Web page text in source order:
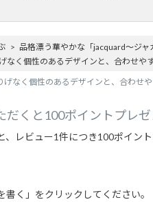
品格漂う華やかな「jacquard～ジャ
なく個性のあるデザインと、合わせ
げなく個性のあるデザインと、合わせ
だくと100ポイントプレゼ
、レビュー1件につき100ポイント
く」をクリックしてください。